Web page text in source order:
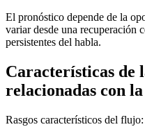
El pronóstico depende de la
variar desde una recuperación
persistentes del habla.
Características de
relacionadas con
Rasgos característicos del flujo: